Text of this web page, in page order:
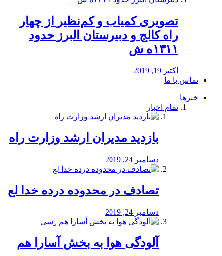
️تصویری کمیاب و کم‌نظیر از چهار
راه كالج و دبيرستان البرز حدود
۱۳۱۱ه ش
اکتبر 19, 2019
تماس با ما
خبرها
تمام اخبار
بازدید مدیران ارشد وزارت راه
دسامبر 24, 2019
تصادف در محدوده درده خدا لع
دسامبر 24, 2019
آلودگی هوا به بخش آسارا هم